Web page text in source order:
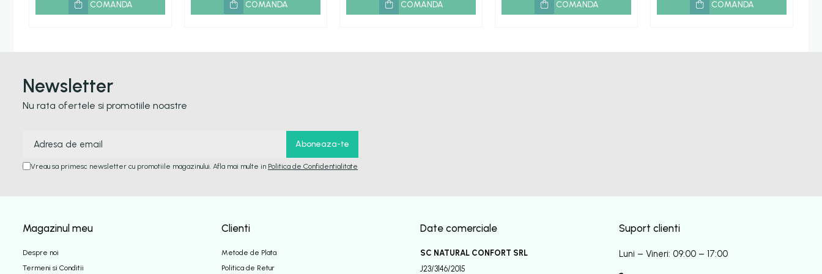
COMANDA COMANDA COMANDA COMANDA COMANDA
Newsletter
Nu rata ofertele si promotiile noastre
Vreau sa primesc newsletter cu promotiile magazinului. Afla mai multe in Politica de Confidentialitate
Magazinul meu
Despre noi
Termeni si Conditii
Clienti
Metode de Plata
Politica de Retur
Date comerciale
SC NATURAL CONFORT SRL
J23/3146/2015
Suport clienti
Luni – Vineri: 09:00 – 17:00